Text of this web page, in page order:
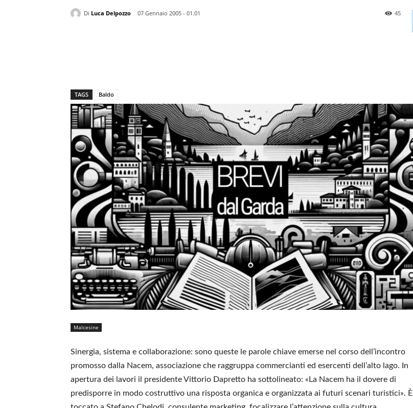
Di Luca Delpozzo
07 Gennaio 2005 - 01.01
45
TAGS Baldo
Malcesine
Sinergia, sistema e collaborazione: sono queste le parole chiave emerse nel corso dell’incontro
promosso dalla Nacem, associazione che raggruppa commercianti ed esercenti dell’alto lago. In
apertura dei lavori il presidente Vittorio Dapretto ha sottolineato: «La Nacem ha il dovere di
predisporre in modo costruttivo una risposta organica e organizzata ai futuri scenari turistici». È